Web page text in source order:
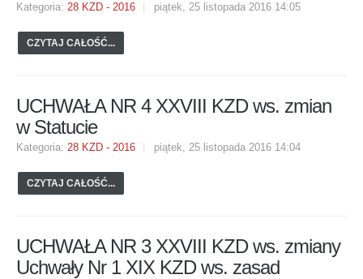
Kategoria: 28 KZD - 2016 piątek, 25 listopada 2016 14:05
CZYTAJ CAŁOŚĆ...
UCHWAŁA NR 4 XXVIII KZD ws. zmian
w Statucie
Kategoria: 28 KZD - 2016 piątek, 25 listopada 2016 14:04
CZYTAJ CAŁOŚĆ...
UCHWAŁA NR 3 XXVIII KZD ws. zmiany
Uchwały Nr 1 XIX KZD ws. zasad